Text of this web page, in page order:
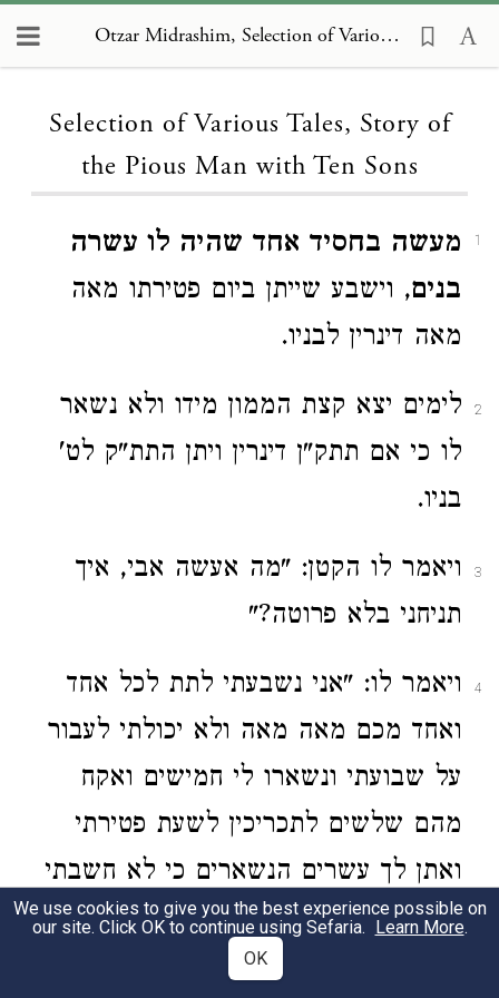
Otzar Midrashim, Selection of Various Tales, Story of the Pious Man with Ten Sons
Selection of Various Tales, Story of
the Pious Man with Ten Sons
1
מעשה בחסיד אחד שהיה לו עשרה
בנים, וישבע שייתן ביום פטירתו מאה
מאה דינרין לבניו.
2
לימים יצא קצת הממון מידו ולא נשאר
לו כי אם תתק"ן דינרין ויתן התת"ק לט'
בניו.
3
ויאמר לו הקטן: "מה אעשה אבי, איך
תניחני בלא פרוטה?"
4
ויאמר לו: "אני נשבעתי לתת לכל אחד
ואחד מכם מאה מאה ולא יכולתי לעבור
על שבועתי ונשארו לי חמישים ואקח
מהם שלשים לתכריכין לשעת פטירתי
ואתן לך עשרים הנשארים כי לא חשבתי
שיצא הממון מידי, אך יש לי עשרה
חברים אוהבים ואתנם לך והם טובים לך
We use cookies to give you the best experience possible on
our site. Click OK to continue using Sefaria. Learn More.
OK